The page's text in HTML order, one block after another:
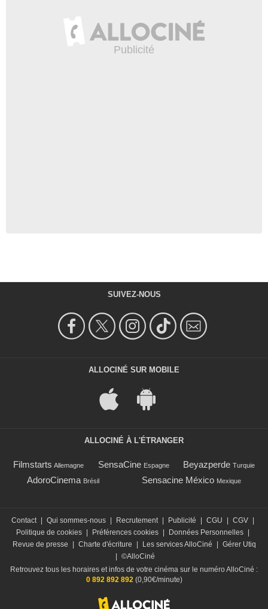
SUIVEZ-NOUS
ALLOCINÉ SUR MOBILE
ALLOCINÉ À L'ÉTRANGER
Filmstarts Allemagne SensaCine Espagne Beyazperde Turquie
AdoroCinema Brésil Sensacine México Mexique
Contact Qui sommes-nous Recrutement Publicité CGU CGV
Politique de cookies
Préférences cookies Données Personnelles
Revue de presse
Charte d'écriture Les services AlloCiné
Gérer Utiq
©AlloCiné
Retrouvez tous les horaires et infos de votre cinéma sur le numéro AlloCiné :
0 892 892 892(0,90€/minute)